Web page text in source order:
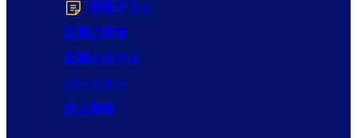
情報チラシ
近隣の美食
近隣のホテル
パートナー
求人情報